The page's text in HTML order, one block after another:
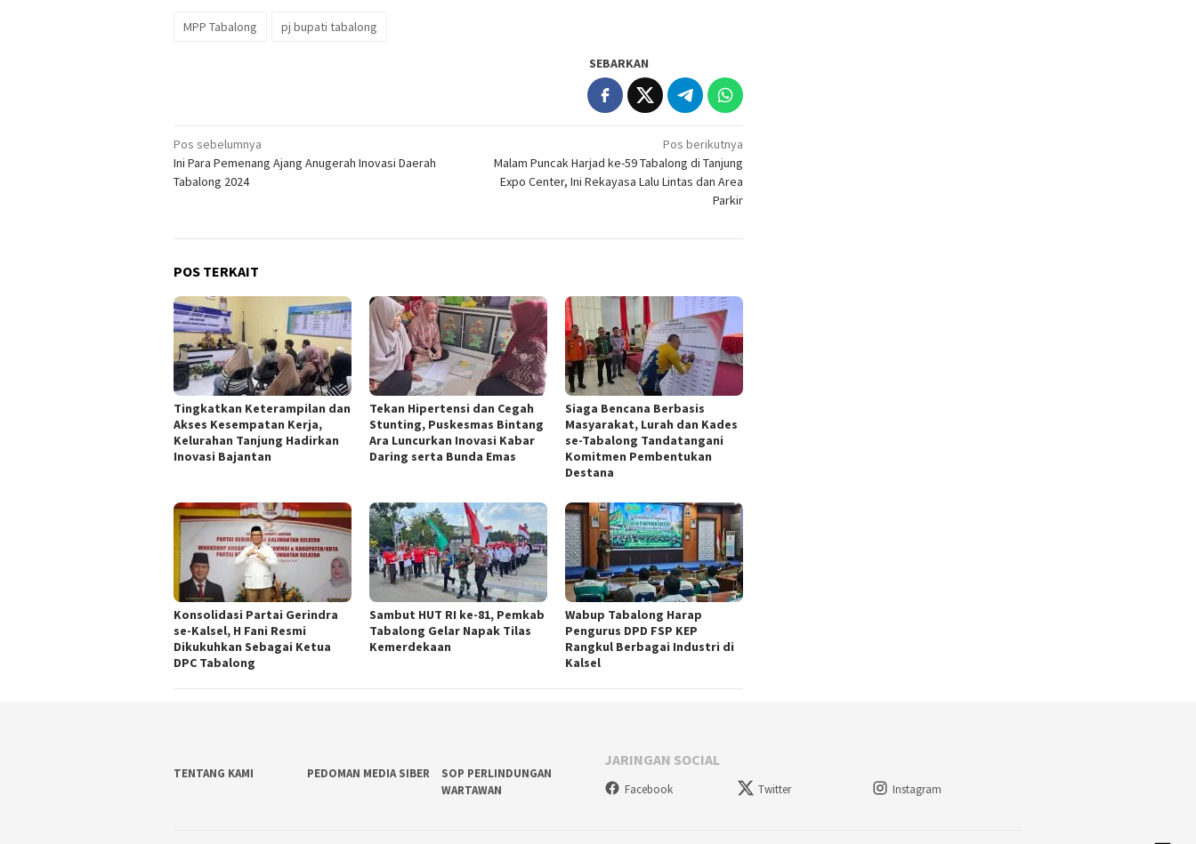
MPP Tabalong pj bupati tabalong
SEBARKAN
Navigasi
pos
Pos sebelumnya
Ini Para Pemenang Ajang Anugerah Inovasi Daerah
Tabalong 2024
Pos berikutnya
Malam Puncak Harjad ke-59 Tabalong di Tanjung
Expo Center, Ini Rekayasa Lalu Lintas dan Area
Parkir
POS TERKAIT
Tingkatkan Keterampilan dan
Akses Kesempatan Kerja,
Kelurahan Tanjung Hadirkan
Inovasi Bajantan
Tekan Hipertensi dan Cegah
Stunting, Puskesmas Bintang
Ara Luncurkan Inovasi Kabar
Daring serta Bunda Emas
Siaga Bencana Berbasis
Masyarakat, Lurah dan Kades
se-Tabalong Tandatangani
Komitmen Pembentukan
Destana
Konsolidasi Partai Gerindra
se-Kalsel, H Fani Resmi
Dikukuhkan Sebagai Ketua
DPC Tabalong
Sambut HUT RI ke-81, Pemkab
Tabalong Gelar Napak Tilas
Kemerdekaan
Wabup Tabalong Harap
Pengurus DPD FSP KEP
Rangkul Berbagai Industri di
Kalsel
TENTANG KAMI PEDOMAN MEDIA SIBER
SOP PERLINDUNGAN
WARTAWAN
JARINGAN SOCIAL
Facebook Twitter Instagram